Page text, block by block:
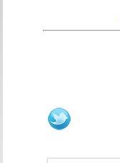
mensonge
bouche et